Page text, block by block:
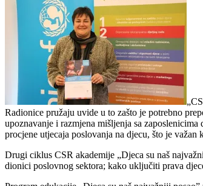
Radionice pružaju uvide u to zašto je potrebno
upoznavanje i razmjena mišljenja sa
procjene utjecaja poslovanja na djecu, što je
Drugi ciklus CSR akademije „Djeca su naš
dionici poslovnog sektora; kako uključiti prava